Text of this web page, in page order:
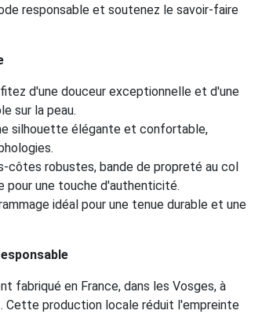
responsable et soutenez le savoir-faire
d'une douceur exceptionnelle et d'une
sur la peau.
silhouette élégante et confortable,
côtes robustes, bande de propreté au col
pour une touche d'authenticité.
idéal pour une tenue durable et une
fabriqué en France, dans les Vosges, à
Cette production locale réduit l'empreinte